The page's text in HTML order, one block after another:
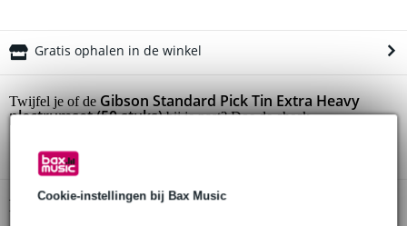
Cookie-instellingen bij Bax Music
Gratis ophalen in de winkel
Twijfel je of deGibson Standard Pick Tin Extra Heavy
plectrumset (50 stuks)bij je past? Doe de check.
Productinformatie